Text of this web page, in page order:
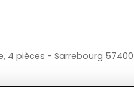
4 pièces - Sarrebourg 57400